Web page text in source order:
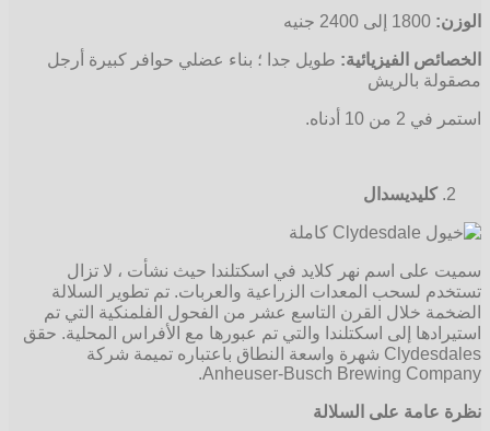
الوزن:
الخصائص الفيزيائية: طويل جدا ؛ بناء عضلي حوافر كبيرة أرجل
مصقولة بالريش
استمر في 2 من 10 أدناه.
كليديسدال
سميت على اسم نهر كلايد في اسكتلندا حيث نشأت ، لا تزال
تستخدم لسحب المعدات الزراعية والعربات. تم تطوير السلالة
الضخمة خلال القرن التاسع عشر من الفحول الفلمنكية التي تم
استيرادها إلى اسكتلندا والتي تم عبورها مع الأفراس المحلية. حقق
Clydesdales شهرة واسعة النطاق باعتباره تميمة شركة
Anheuser-Busch Brewing Company.
نظرة عامة على السلالة